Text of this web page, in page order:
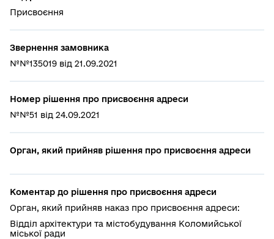
Присвоєння
Звернення замовника
№№135019 від 21.09.2021
Номер рішення про присвоєння адреси
№№51 від 24.09.2021
Орган, який прийняв рішення про присвоєння адреси
Коментар до рішення про присвоєння адреси
Орган, який прийняв наказ про присвоєння адреси:
Відділ архітектури та містобудування Коломийської
міської ради